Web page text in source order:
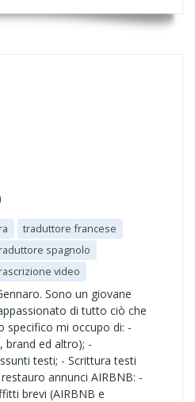
traduttore francese
spagnolo
video
Sono un giovane
di tutto ciò che
specifico mi occupo di: -
brand ed altro); -
testi; - Scrittura testi
annunci AIRBNB: -
brevi (AIRBNB e